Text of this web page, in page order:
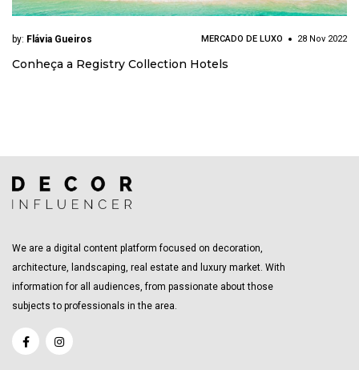
by: Flávia Gueiros MERCADO DE LUXO 28 Nov 2022
Conheça a Registry Collection Hotels
We are a digital content platform focused on decoration,
architecture, landscaping, real estate and luxury market. With
information for all audiences, from passionate about those
subjects to professionals in the area.